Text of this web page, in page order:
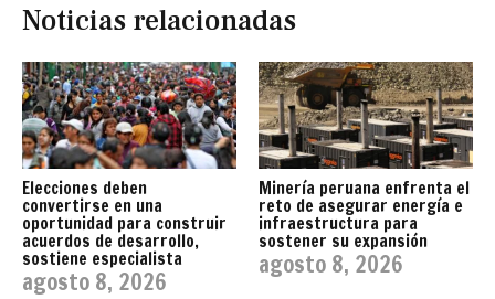
Noticias relacionadas
Elecciones deben
convertirse en una
oportunidad para construir
acuerdos de desarrollo,
sostiene especialista
agosto 8, 2026
Minería peruana enfrenta el
reto de asegurar energía e
infraestructura para
sostener su expansión
agosto 8, 2026